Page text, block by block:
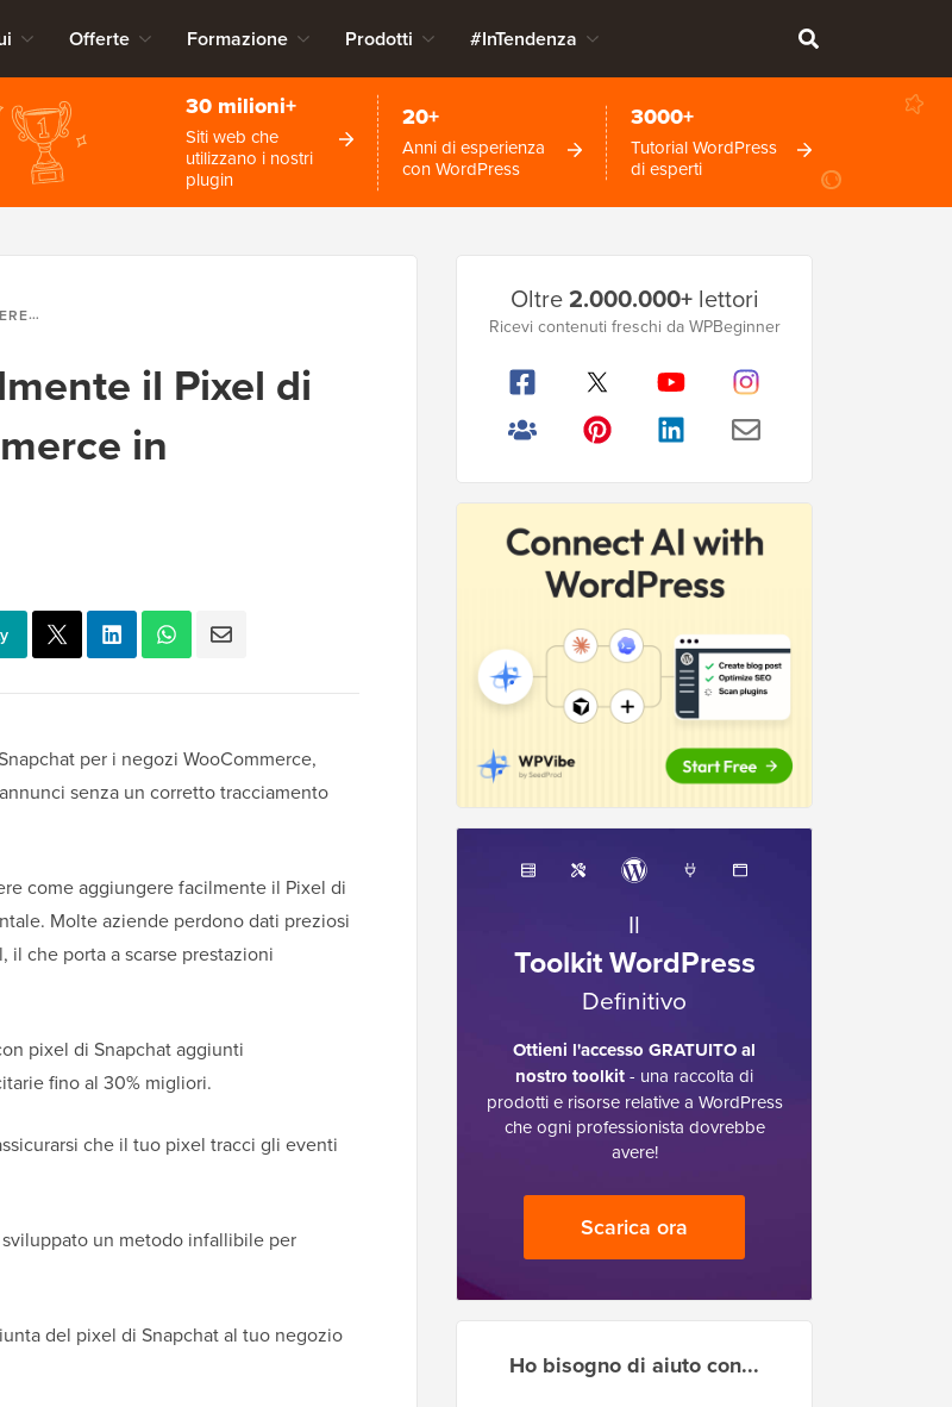
Offerte Formazione Prodotti #InTendenza
30 milioni+
Siti web che
utilizzano i nostri
plugin
20+
Anni di esperienza
con WordPress
3000+
Tutorial WordPress
di esperti
WORDPRESS
il Pixel di
in
per i negozi WooCommerce,
senza un corretto tracciamento
come aggiungere facilmente il Pixel di
Molte aziende perdono dati preziosi
che porta a scarse prestazioni
pixel di Snapchat aggiunti
fino al 30% migliori.
che il tuo pixel tracci gli eventi
un metodo infallibile per
del pixel di Snapchat al tuo negozio
laterale
principale
Oltre2.000.000+lettori
Ricevi contenuti freschi da WPBeginner
Il
Toolkit WordPress
Definitivo
Ottieni l'accesso GRATUITO al
nostro toolkit- una raccolta di
prodotti e risorse relative a WordPress
che ogni professionista dovrebbe
avere!
Scarica ora
Ho bisogno di aiuto con...